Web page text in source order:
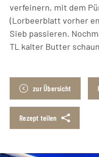
verfeinern, mit dem
(Lorbeerblatt vorher
Sieb passieren.
TL kalter Butter
zur Übersicht
Rezept teilen